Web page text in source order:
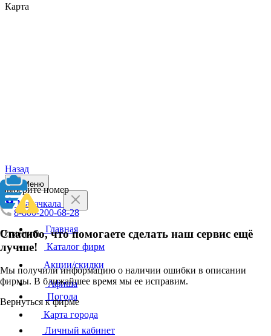
Карта
Назад
Выберите номер
8-800-200-68-28
Отменить
Спасибо, что помогаете сделать наш сервис ещё
лучше!
Мы получили информацию о наличии ошибки в описании
фирмы. В ближайшее время мы ее исправим.
Вернуться к фирме
Меню
Махачкала
Главная
Каталог фирм
Акции/скидки
Афиша
Погода
Карта города
Личный кабинет